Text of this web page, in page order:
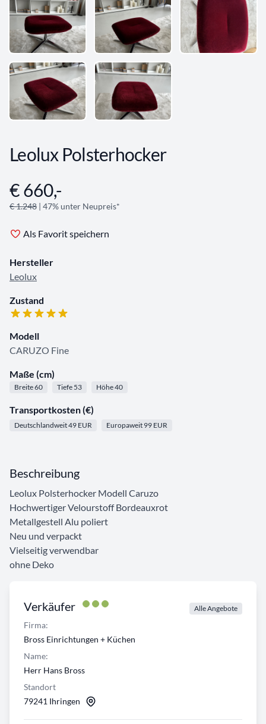
Leolux Polsterhocker
Angebotsinformationen
€ 660,-
€ 1.248 | 47% unter Neupreis*
Als Favorit speichern
Hersteller
Leolux
Zustand
Modell
CARUZO Fine
Maße (cm)
Breite 60 Tiefe 53 Höhe 40
Transportkosten (€)
Deutschlandweit 49 EUR Europaweit 99 EUR
Verkäufer Alle Angebote
Firma:
Bross Einrichtungen + Küchen
Name:
Herr Hans Bross
Standort
79241 Ihringen
Beschreibung
Leolux Polsterhocker Modell Caruzo
Hochwertiger Velourstoff Bordeauxrot
Metallgestell Alu poliert
Neu und verpackt
Vielseitig verwendbar
ohne Deko